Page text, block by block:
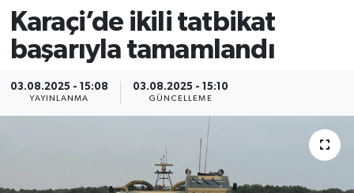
Karaçi’de ikili tatbikat
başarıyla tamamlandı
03.08.2025 - 15:08
YAYINLANMA
03.08.2025 - 15:10
GÜNCELLEME
SAĞLIK
Tüm Manşetler